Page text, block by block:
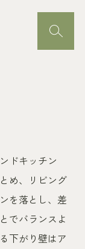
ドキッチン
め、リビング
を落とし、差
でバランスよ
下がり壁はア